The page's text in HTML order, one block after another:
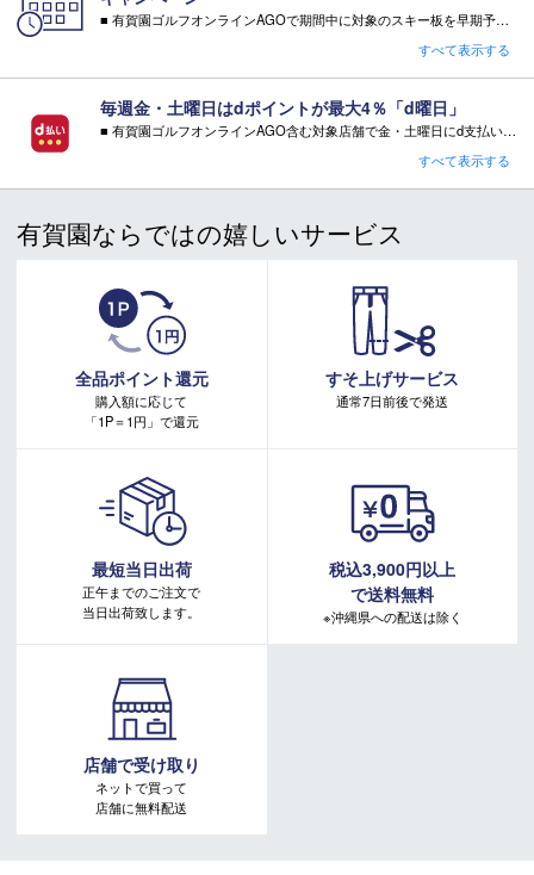
る場合がございます。
＊当WEBサイトにてビンディングを同時購入及びお持込みの
＊商品に質問などある場合は、ご購入前にショップまでお問
い合わせください。
■ 有賀園ゴルフオンラインAGOで期間中に対象のスキー板を早期予約頂いた方に有償オプションを無料サービス！
※相当額として記載している有償オプション金額は当店の通常金額となります。
注意事項：
・特典をご希望の場合は、必ずページ内でご選択ください。
・特典をご希望されない場合、その相当額の値引き・ご返金はございません。
すべて表示する
毎週金・土曜日はdポイントが最大4％「d曜日」
■ 有賀園ゴルフオンラインAGO含む対象店舗で金・土曜日にd支払いをすると
■ キャンペーン期間：毎週 金・土曜日 AM 0:00 - PM 23:59
注意事項：
・有賀園ポイントの獲得には別途ログイン/新規登録が必要です。
・本特典は予告なく変更・中止させて頂く場合があります。
・本キャンペーンの特典を受ける場合、ドコモ専用ページでエントリーが必要です。
詳しくはこちらをご確認ください。
キャンペーンページ
すべて表示する
有賀園ならではの嬉しいサービス
全品ポイント還元
購入額に応じて
「1P＝1円」で還元
すそ上げサービス
通常7日前後で発送
最短当日出荷
正午までのご注文で
当日出荷致します。
税込3,900円以上
で送料無料
※沖縄県への配送は除く
店舗で受け取り
ネットで買って
店舗に無料配送